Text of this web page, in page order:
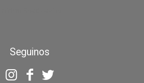
Seguinos